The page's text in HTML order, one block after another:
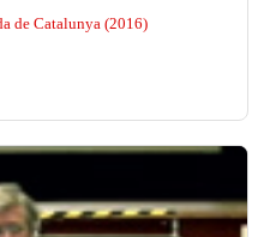
de Catalunya (2016)